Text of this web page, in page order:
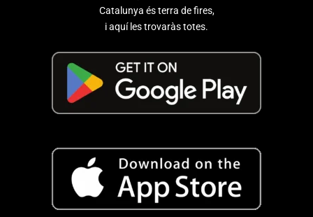
Catalunya és terra de fires,
i aquí les trovaràs totes.